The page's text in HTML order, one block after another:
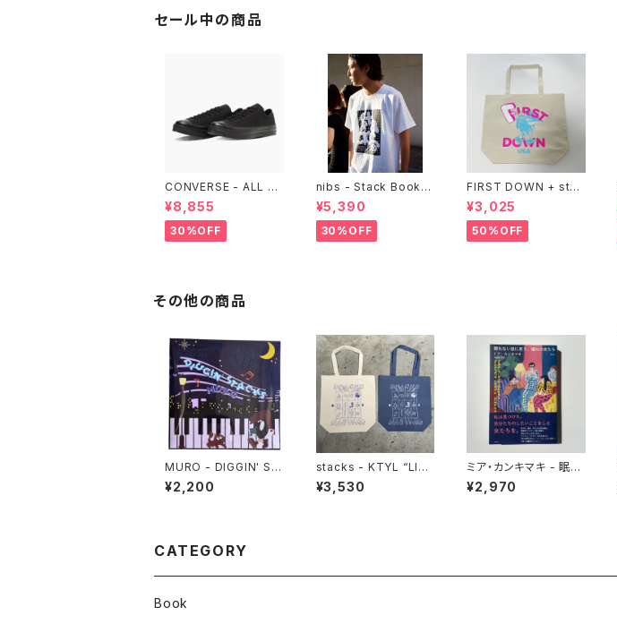
セール中の商品
CONVERSE - ALL ST
AR LGCY OX （ALL B
LACK)
¥8,855
30%OFF
nibs - Stack Bookst
ore Tee
¥5,390
30%OFF
FIRST DOWN + stac
ks bookstore BIG T
OTE
¥3,025
50%OFF
その他の商品
MURO - DIGGIN' ST
ACKS
¥2,200
stacks - KTYL “LIG
HT IN THE DARK” T
otebag
¥3,530
ミア・カンキマキ - 眠れ
ない夜に思う、憧れの女
たち
¥2,970
CATEGORY
Book